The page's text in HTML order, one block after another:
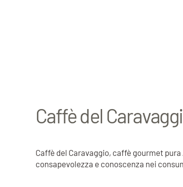
Caffè del
Caffè del Caravaggio, caffè gourmet
consapevolezza e conoscenza nei